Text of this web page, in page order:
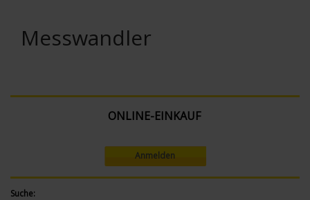
Messwandler
ONLINE-EINKAUF
Anmelden
Suche: